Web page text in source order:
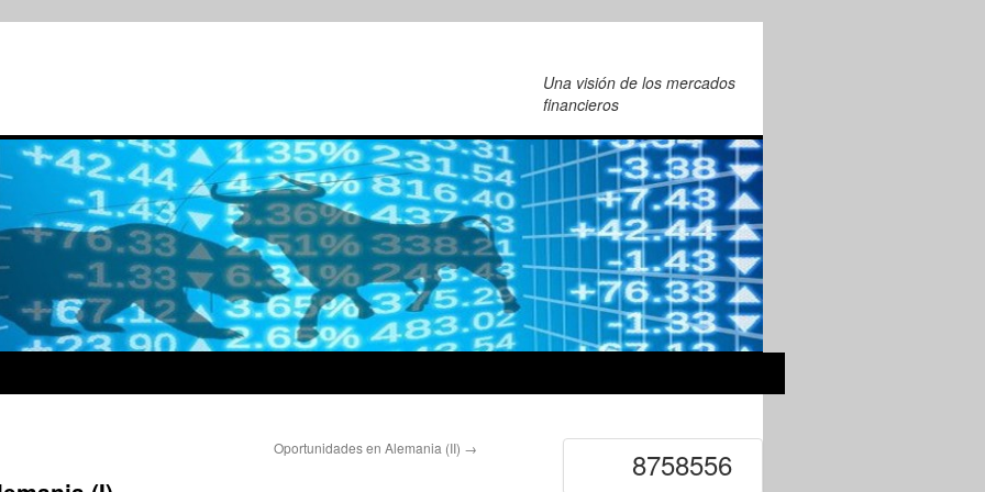
Una visión de los mercados
financieros
Oportunidades en Alemania (II) → 8758556